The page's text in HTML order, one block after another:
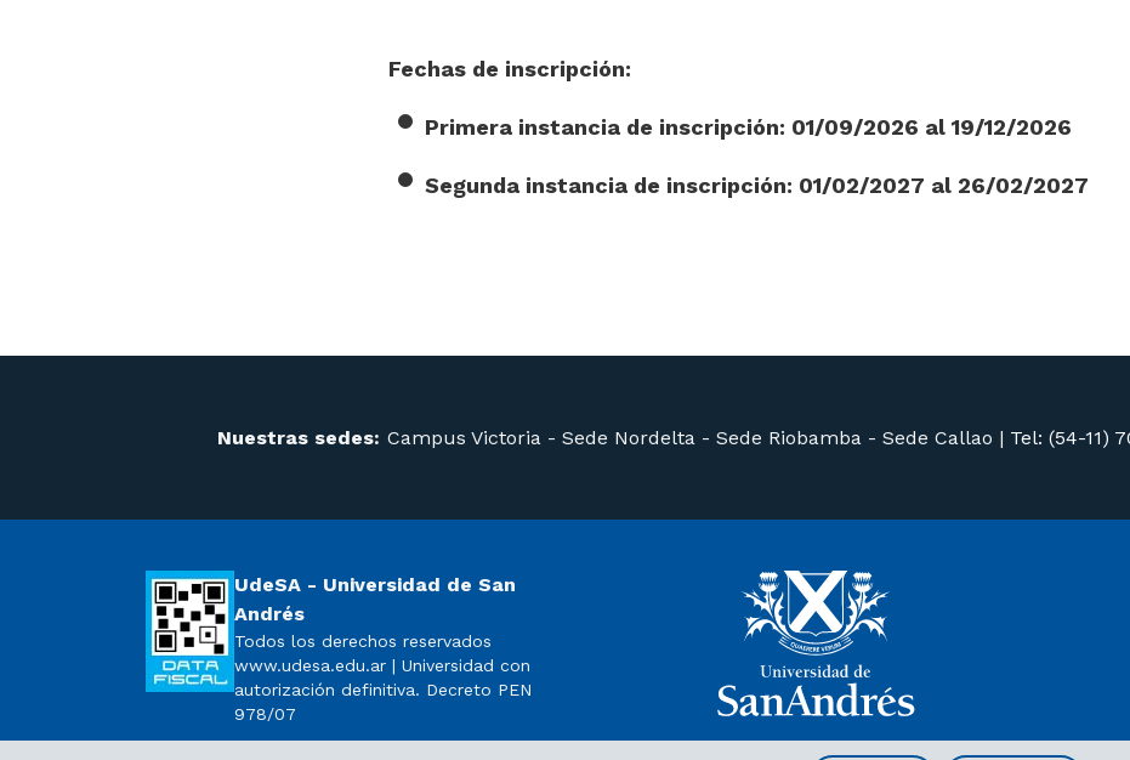
Fechas de inscripción:
Primera instancia de inscripción: 01/09/2026 al 19/12/2026
Segunda instancia de inscripción: 01/02/2027 al 26/02/2027
Nuestras sedes: Campus Victoria - Sede Nordelta - Sede Riobamba - Sede Callao | Tel: (54-11)
UdeSA - Universidad de San
Andrés
Todos los derechos reservados
www.udesa.edu.ar | Universidad con
autorización definitiva. Decreto PEN
978/07